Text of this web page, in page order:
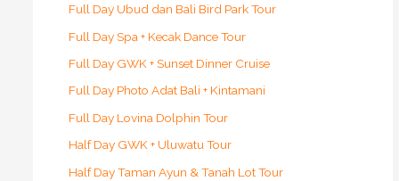
Full Day Ubud dan Bali Bird Park Tour
Full Day Spa + Kecak Dance Tour
Full Day GWK + Sunset Dinner Cruise
Full Day Photo Adat Bali + Kintamani
Full Day Lovina Dolphin Tour
Half Day GWK + Uluwatu Tour
Half Day Taman Ayun & Tanah Lot Tour